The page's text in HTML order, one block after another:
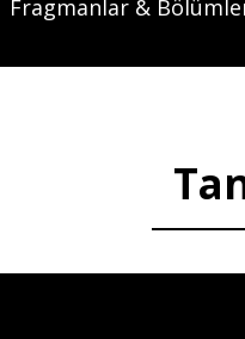
Fragmanlar &